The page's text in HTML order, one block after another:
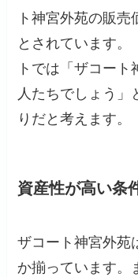
ト神宮外苑の販
とされています。
トでは「ザコー
人たちでしょう」
りだと考えます。
資産性が高い条
ザコート神宮外苑
か揃っています。